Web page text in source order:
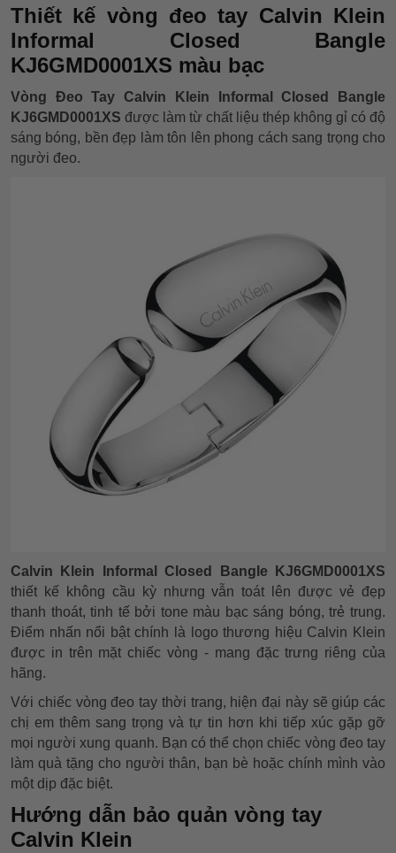
Thiết kế vòng đeo tay Calvin Klein
Informal Closed Bangle
KJ6GMD0001XS màu bạc
Vòng Đeo Tay Calvin Klein Informal Closed Bangle
KJ6GMD0001XS được làm từ chất liệu thép không gỉ có độ
sáng bóng, bền đẹp làm tôn lên phong cách sang trọng cho
người đeo.
Calvin Klein Informal Closed Bangle KJ6GMD0001XS
thiết kế không cầu kỳ nhưng vẫn toát lên được vẻ đẹp
thanh thoát, tinh tế bởi tone màu bạc sáng bóng, trẻ trung.
Điểm nhấn nổi bật chính là logo thương hiệu Calvin Klein
được in trên mặt chiếc vòng - mang đặc trưng riêng của
hãng.
Với chiếc vòng đeo tay thời trang, hiện đại này sẽ giúp các
chị em thêm sang trọng và tự tin hơn khi tiếp xúc gặp gỡ
mọi người xung quanh. Bạn có thể chọn chiếc vòng đeo tay
làm quà tặng cho người thân, bạn bè hoặc chính mình vào
một dịp đặc biệt.
Hướng dẫn bảo quản vòng tay
Calvin Klein